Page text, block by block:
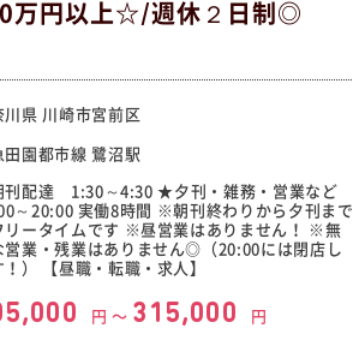
万円以上☆/週休２日制◎
川県 川崎市宮前区
田園都市線 鷺沼駅
配達 1:30～4:30 ★夕刊・雑務・営業など
～20:00 実働8時間 ※朝刊終わりから夕刊まで
リータイムです ※昼営業はありません！ ※無
営業・残業はありません◎（20:00には閉店し
！） 【昼職・転職・求人】
円 〜 315,000 円